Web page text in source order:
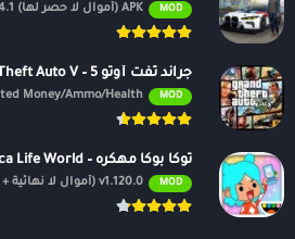
MOD APK (أموال لا حصر لها) v4.8.24.1
جراند ثفت أوتو 5 – Grand Theft Auto V
MOD
Money/Ammo/Health
توكا بوكا مهكره – Toca Life World
MOD v1.120.0 (أموال لا نهائية + جميع المستويات)